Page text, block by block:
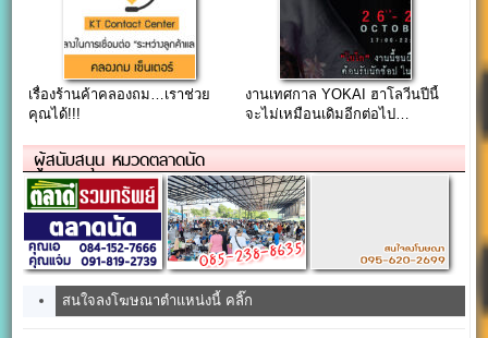
เรื่องร้านค้าคลองถม…เราช่วย
คุณได้!!!
งานเทศกาล YOKAI ฮาโลวีนปีนี้
จะไม่เหมือนเดิมอีกต่อไป…
ผู้สนับสนุน หมวดตลาดนัด
สนใจลงโฆษณาตำแหน่งนี้ คลิ๊ก